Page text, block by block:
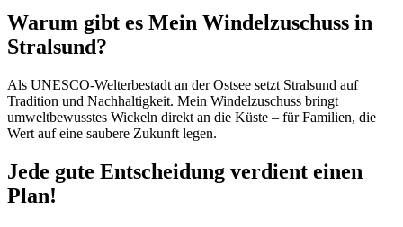
Warum gibt es Mein Windelzuschuss in
Stralsund?
Als UNESCO-Welterbestadt an der Ostsee setzt Stralsund auf
Tradition und Nachhaltigkeit. Mein Windelzuschuss bringt
umweltbewusstes Wickeln direkt an die Küste – für Familien, die
Wert auf eine saubere Zukunft legen.
Jede gute Entscheidung verdient einen
Plan!